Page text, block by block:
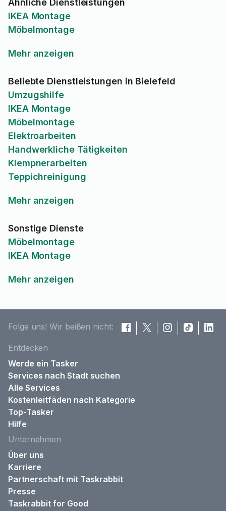
Ähnliche Dienstleistungen
IKEA Montage
Möbelmontage
Mehr anzeigen
Beliebte Dienstleistungen in Bielefeld
Umzugshilfe
IKEA Montage
Möbelmontage
Elektroarbeiten
Handwerkliche Tätigkeiten
Klempnerarbeiten
Teppichreinigung
Mehr anzeigen
Sonstige Dienste
Möbelmontage
IKEA Montage
Mehr anzeigen
Folge uns! Wir beißen nicht:
Entdecken
Werde ein Tasker
Services nach Stadt suchen
Alle Services
Kostenleitfäden nach Kategorie
Top-Tasker
Hilfe
Unternehmen
Über uns
Karriere
Partnerschaft mit Taskrabbit
Presse
Taskrabbit for Good